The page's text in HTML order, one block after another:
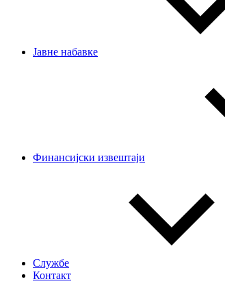
Јавне набавке
Финансијски извештаји
Службе
Контакт